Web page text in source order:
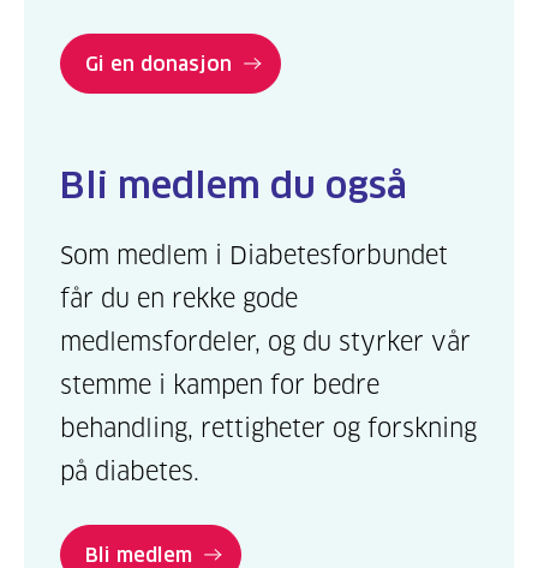
Gi en donasjon
Bli medlem du også
Som medlem i Diabetesforbundet
får du en rekke gode
medlemsfordeler, og du styrker vår
stemme i kampen for bedre
behandling, rettigheter og forskning
på diabetes.
Bli medlem